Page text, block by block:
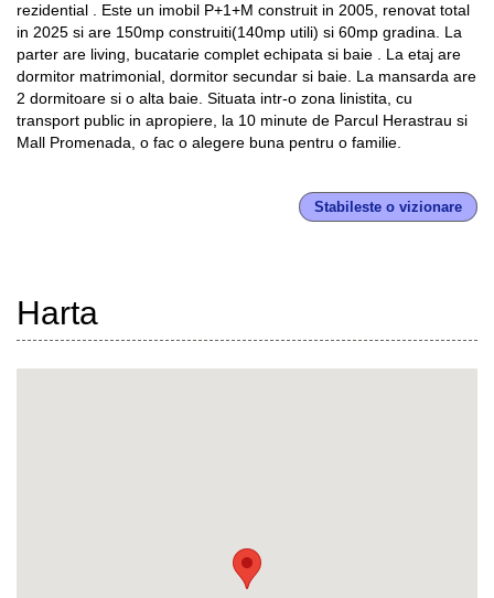
rezidential . Este un imobil P+1+M construit in 2005, renovat total
in 2025 si are 150mp construiti(140mp utili) si 60mp gradina. La
parter are living, bucatarie complet echipata si baie . La etaj are
dormitor matrimonial, dormitor secundar si baie. La mansarda are
2 dormitoare si o alta baie. Situata intr-o zona linistita, cu
transport public in apropiere, la 10 minute de Parcul Herastrau si
Mall Promenada, o fac o alegere buna pentru o familie.
Stabileste o vizionare
Harta